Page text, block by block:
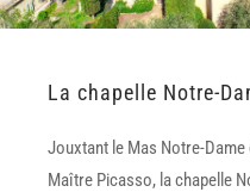
La chapelle Notre-
Jouxtant le Mas Notre-
Maître Picasso, la chapelle